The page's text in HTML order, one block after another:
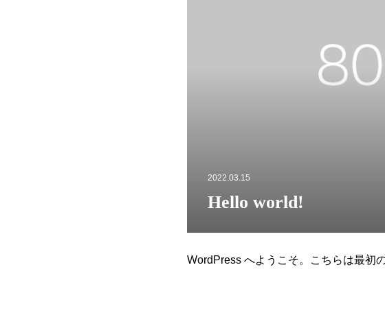
2022.03.15
Hello world!
WordPress へようこそ。こちらは最初